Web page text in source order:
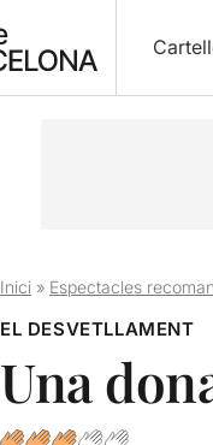
Inici» Espectacles
EL DESVETLLAMENT
Una